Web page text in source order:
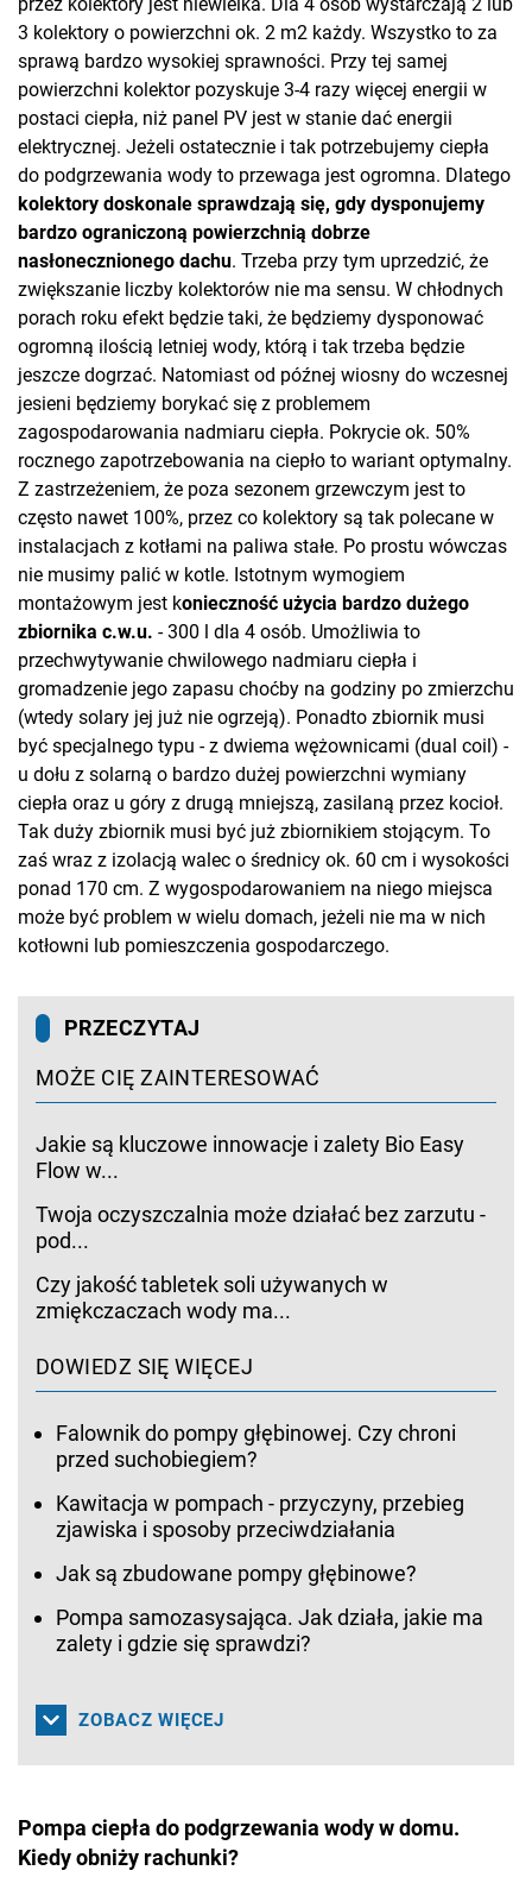
przez kolektory jest niewielka. Dla 4 osób wystarczają 2 lub
3 kolektory o powierzchni ok. 2 m2 każdy. Wszystko to za
sprawą bardzo wysokiej sprawności. Przy tej samej
powierzchni kolektor pozyskuje 3-4 razy więcej energii w
postaci ciepła, niż panel PV jest w stanie dać energii
elektrycznej. Jeżeli ostatecznie i tak potrzebujemy ciepła
do podgrzewania wody to przewaga jest ogromna. Dlatego
kolektory doskonale sprawdzają się, gdy dysponujemy
bardzo ograniczoną powierzchnią dobrze
nasłonecznionego dachu. Trzeba przy tym uprzedzić, że
zwiększanie liczby kolektorów nie ma sensu. W chłodnych
porach roku efekt będzie taki, że będziemy dysponować
ogromną ilością letniej wody, którą i tak trzeba będzie
jeszcze dogrzać. Natomiast od późnej wiosny do wczesnej
jesieni będziemy borykać się z problemem
zagospodarowania nadmiaru ciepła. Pokrycie ok. 50%
rocznego zapotrzebowania na ciepło to wariant optymalny.
Z zastrzeżeniem, że poza sezonem grzewczym jest to
często nawet 100%, przez co kolektory są tak polecane w
instalacjach z kotłami na paliwa stałe. Po prostu wówczas
nie musimy palić w kotle. Istotnym wymogiem
montażowym jest konieczność użycia bardzo dużego
zbiornika c.w.u. - 300 l dla 4 osób. Umożliwia to
przechwytywanie chwilowego nadmiaru ciepła i
gromadzenie jego zapasu choćby na godziny po zmierzchu
(wtedy solary jej już nie ogrzeją). Ponadto zbiornik musi
być specjalnego typu - z dwiema wężownicami (dual coil) -
u dołu z solarną o bardzo dużej powierzchni wymiany
ciepła oraz u góry z drugą mniejszą, zasilaną przez kocioł.
Tak duży zbiornik musi być już zbiornikiem stojącym. To
zaś wraz z izolacją walec o średnicy ok. 60 cm i wysokości
ponad 170 cm. Z wygospodarowaniem na niego miejsca
może być problem w wielu domach, jeżeli nie ma w nich
kotłowni lub pomieszczenia gospodarczego.
PRZECZYTAJ
MOŻE CIĘ ZAINTERESOWAĆ
Jakie są kluczowe innowacje i zalety Bio Easy
Flow w...
Twoja oczyszczalnia może działać bez zarzutu -
pod...
Czy jakość tabletek soli używanych w
zmiękczaczach wody ma...
DOWIEDZ SIĘ WIĘCEJ
Falownik do pompy głębinowej. Czy chroni
przed suchobiegiem?
Kawitacja w pompach - przyczyny, przebieg
zjawiska i sposoby przeciwdziałania
Jak są zbudowane pompy głębinowe?
Pompa samozasysająca. Jak działa, jakie ma
zalety i gdzie się sprawdzi?
ZOBACZ WIĘCEJ
Pompa ciepła do podgrzewania wody w domu.
Kiedy obniży rachunki?